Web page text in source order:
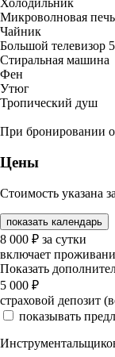
Холодильник
Микроволновая печь
Чайник
Большой телевизор
Стиральная машина
Фен
Утюг
Тропический душ
При бронировании
Цены
Стоимость указана
показать календарь
8 000 ₽ за сутки
включает
Показать
5 000 ₽
страховой депозит
показывать